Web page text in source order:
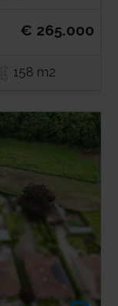
€ 265.000
158 m2